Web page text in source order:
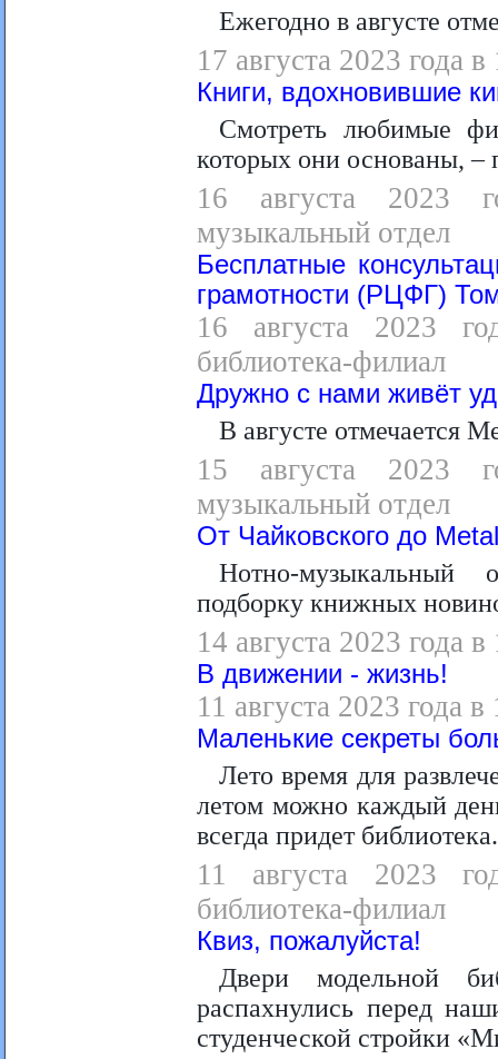
Ежегодно в августе
17 августа 2023 года
Книги, вдохновившие
Смотреть любимые
которых они основаны, –
16 августа 2023
музыкальный отдел
Бесплатные
грамотности (РЦФГ)
16 августа 2023
библиотека-филиал
Дружно с нами живёт
В августе отмечается
15 августа 2023
музыкальный отдел
От Чайковского до
Нотно-музыкальный
подборку книжных
14 августа 2023 года
В движении - жизнь!
11 августа 2023 года
Маленькие секреты
Лето время для
летом можно каждый
всегда придет библиотека.
11 августа 2023
библиотека-филиал
Квиз, пожалуйста!
Двери модельной
распахнулись перед
студенческой стройки